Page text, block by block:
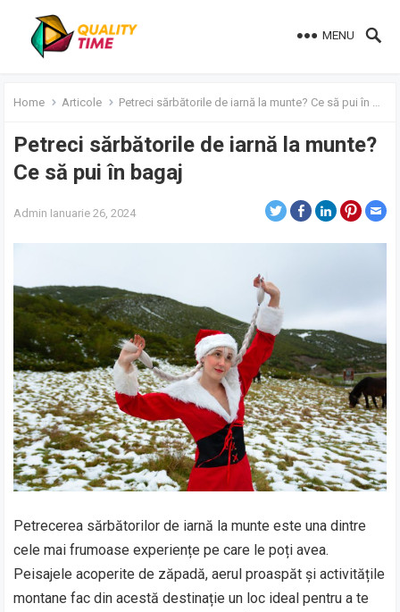
MENU
Home Articole Petreci sărbătorile de iarnă la munte? Ce să pui în bagaj
Petreci sărbătorile de iarnă la munte?
Ce să pui în bagaj
Admin Ianuarie 26, 2024
Petrecerea sărbătorilor de iarnă la munte este una dintre
cele mai frumoase experiențe pe care le poți avea.
Peisajele acoperite de zăpadă, aerul proaspăt și activitățile
montane fac din acestă destinație un loc ideal pentru a te